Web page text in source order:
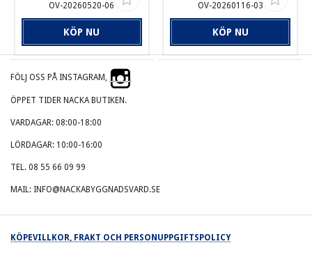
OV-20260520-06
KÖP NU
OV-20260116-03
KÖP NU
FÖLJ OSS PÅ INSTAGRAM,
ÖPPET TIDER NACKA BUTIKEN.
VARDAGAR: 08:00-18:00
LÖRDAGAR: 10:00-16:00
TEL. 08 55 66 09 99
MAIL: INFO@NACKABYGGNADSVARD.SE
KÖPEVILLKOR, FRAKT OCH PERSONUPPGIFTSPOLICY